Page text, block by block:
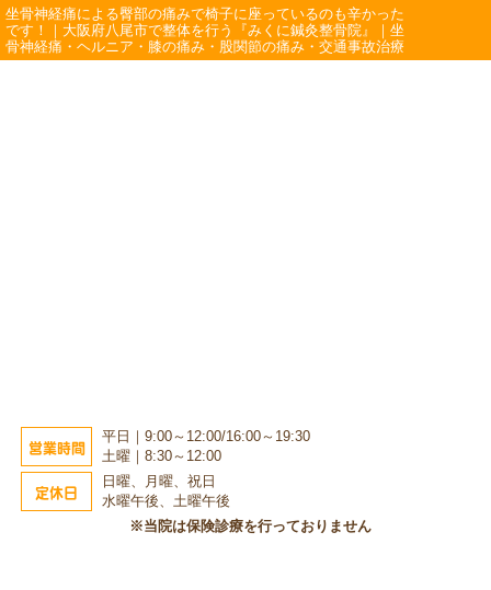
坐骨神経痛による臀部の痛みで椅子に座っているのも辛かった
です！｜大阪府八尾市で整体を行う『みくに鍼灸整骨院』｜坐
骨神経痛・ヘルニア・膝の痛み・股関節の痛み・交通事故治療
営業時間
平日｜9:00～12:00/16:00～19:30
土曜｜8:30～12:00
定休日
日曜、月曜、祝日
水曜午後、土曜午後
※当院は保険診療を行っておりません